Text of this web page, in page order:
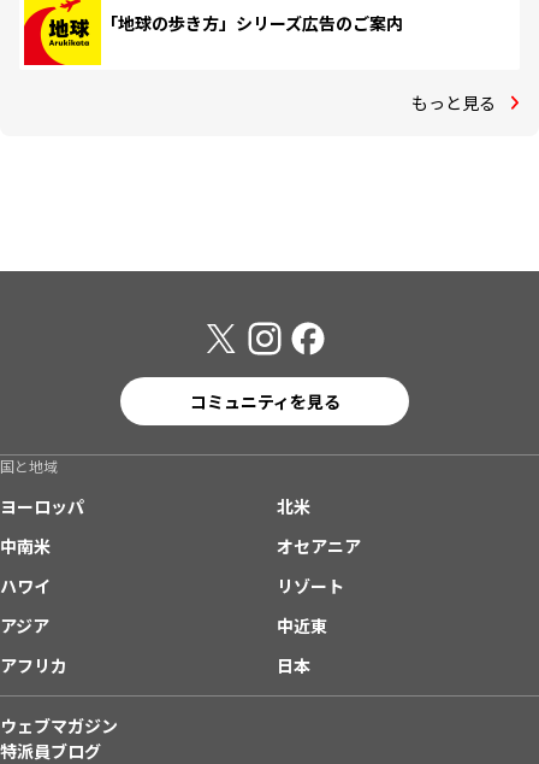
「地球の歩き方」シリーズ広告のご案内
もっと見る
コミュニティを見る
国と地域
ヨーロッパ
北米
中南米
オセアニア
ハワイ
リゾート
アジア
中近東
アフリカ
日本
ウェブマガジン
特派員ブログ